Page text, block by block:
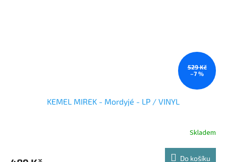
529 Kč
–7 %
KEMEL MIREK - Mordyjé - LP / VINYL
Skladem
Do košíku